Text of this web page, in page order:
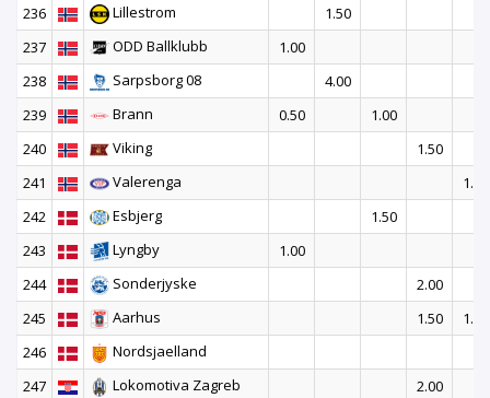
236
Lillestrom
1.50
237
ODD Ballklubb
1.00
238
Sarpsborg 08
4.00
239
Brann 0.50
1.00
240
Viking
1.50
241
Valerenga
1.50
242
Esbjerg
1.50
243
Lyngby
1.00
244
Sonderjyske
2.00
245
Aarhus 1.50
1.50
246
Nordsjaelland
247
Lokomotiva Zagreb
2.00